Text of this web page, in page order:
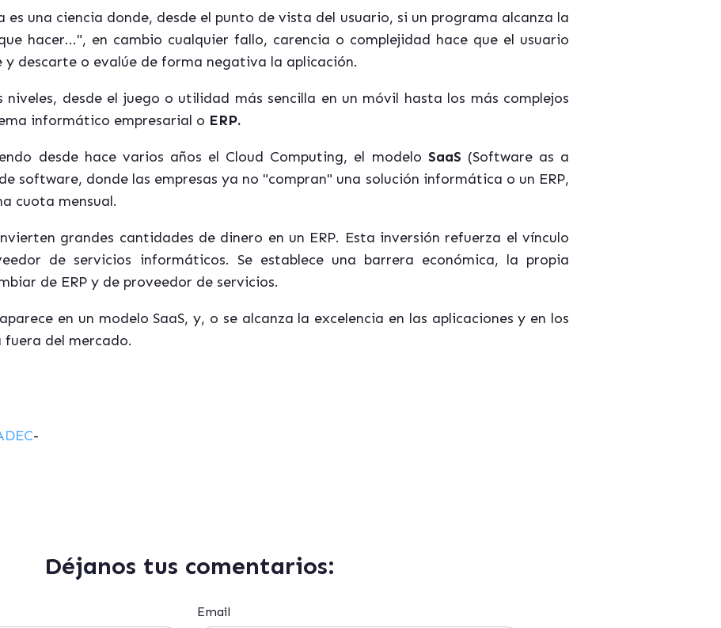
una ciencia donde, desde el punto de vista del usuario, si un programa alcanza la
hacer...", en cambio cualquier fallo, carencia o complejidad hace que el usuario
y descarte o evalúe de forma negativa la aplicación.
niveles, desde el juego o utilidad más sencilla en un móvil hasta los más complejos
informático empresarial o ERP.
desde hace varios años el Cloud Computing, el modelo SaaS (Software as a
software, donde las empresas ya no "compran" una solución informática o un ERP,
cuota mensual.
grandes cantidades de dinero en un ERP. Esta inversión refuerza el vínculo
de servicios informáticos. Se establece una barrera económica, la propia
de ERP y de proveedor de servicios.
en un modelo SaaS, y, o se alcanza la excelencia en las aplicaciones y en los
fuera del mercado.
-
Déjanos tus comentarios:
Email